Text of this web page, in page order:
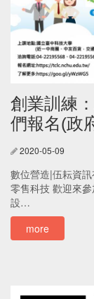
創業訓練
們報名(政
2020-05-09
數位營造|伍耘資
零售科技 歡迎來
設…
more